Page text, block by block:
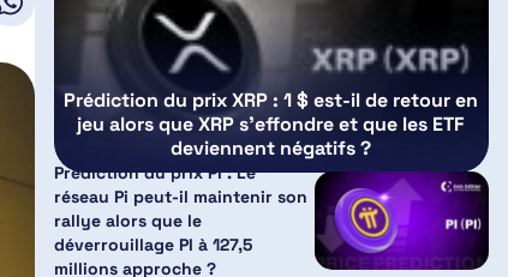
Prédiction du prix XRP : 1 $ est-il de retour en
jeu alors que XRP s’effondre et que les ETF
deviennent négatifs ?
Prédiction du prix PI : Le
réseau Pi peut-il maintenir son
rallye alors que le
déverrouillage PI à 127,5
millions approche ?